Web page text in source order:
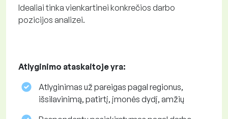
Idealiai tinka vienkartinei konkrečios darbo
pozicijos analizei.
Atlyginimo ataskaitoje yra:
Atlyginimas už pareigas pagal regionus,
išsilavinimą, patirtį, įmonės dydį, amžių